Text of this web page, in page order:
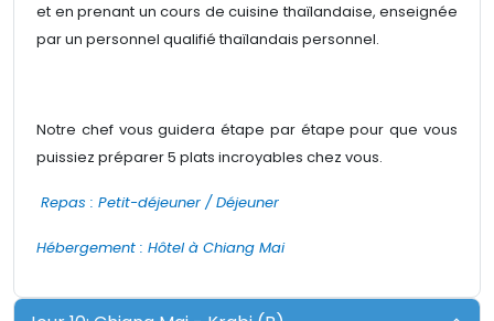
et en prenant un cours de cuisine thaïlandaise, enseignée
par un personnel qualifié thaïlandais personnel.
Notre chef vous guidera étape par étape pour que vous
puissiez préparer 5 plats incroyables chez vous.
Repas : Petit-déjeuner / Déjeuner
Hébergement : Hôtel à Chiang Mai